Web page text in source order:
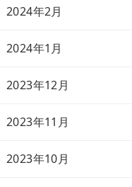
2024年2月
2024年1月
2023年12月
2023年11月
2023年10月